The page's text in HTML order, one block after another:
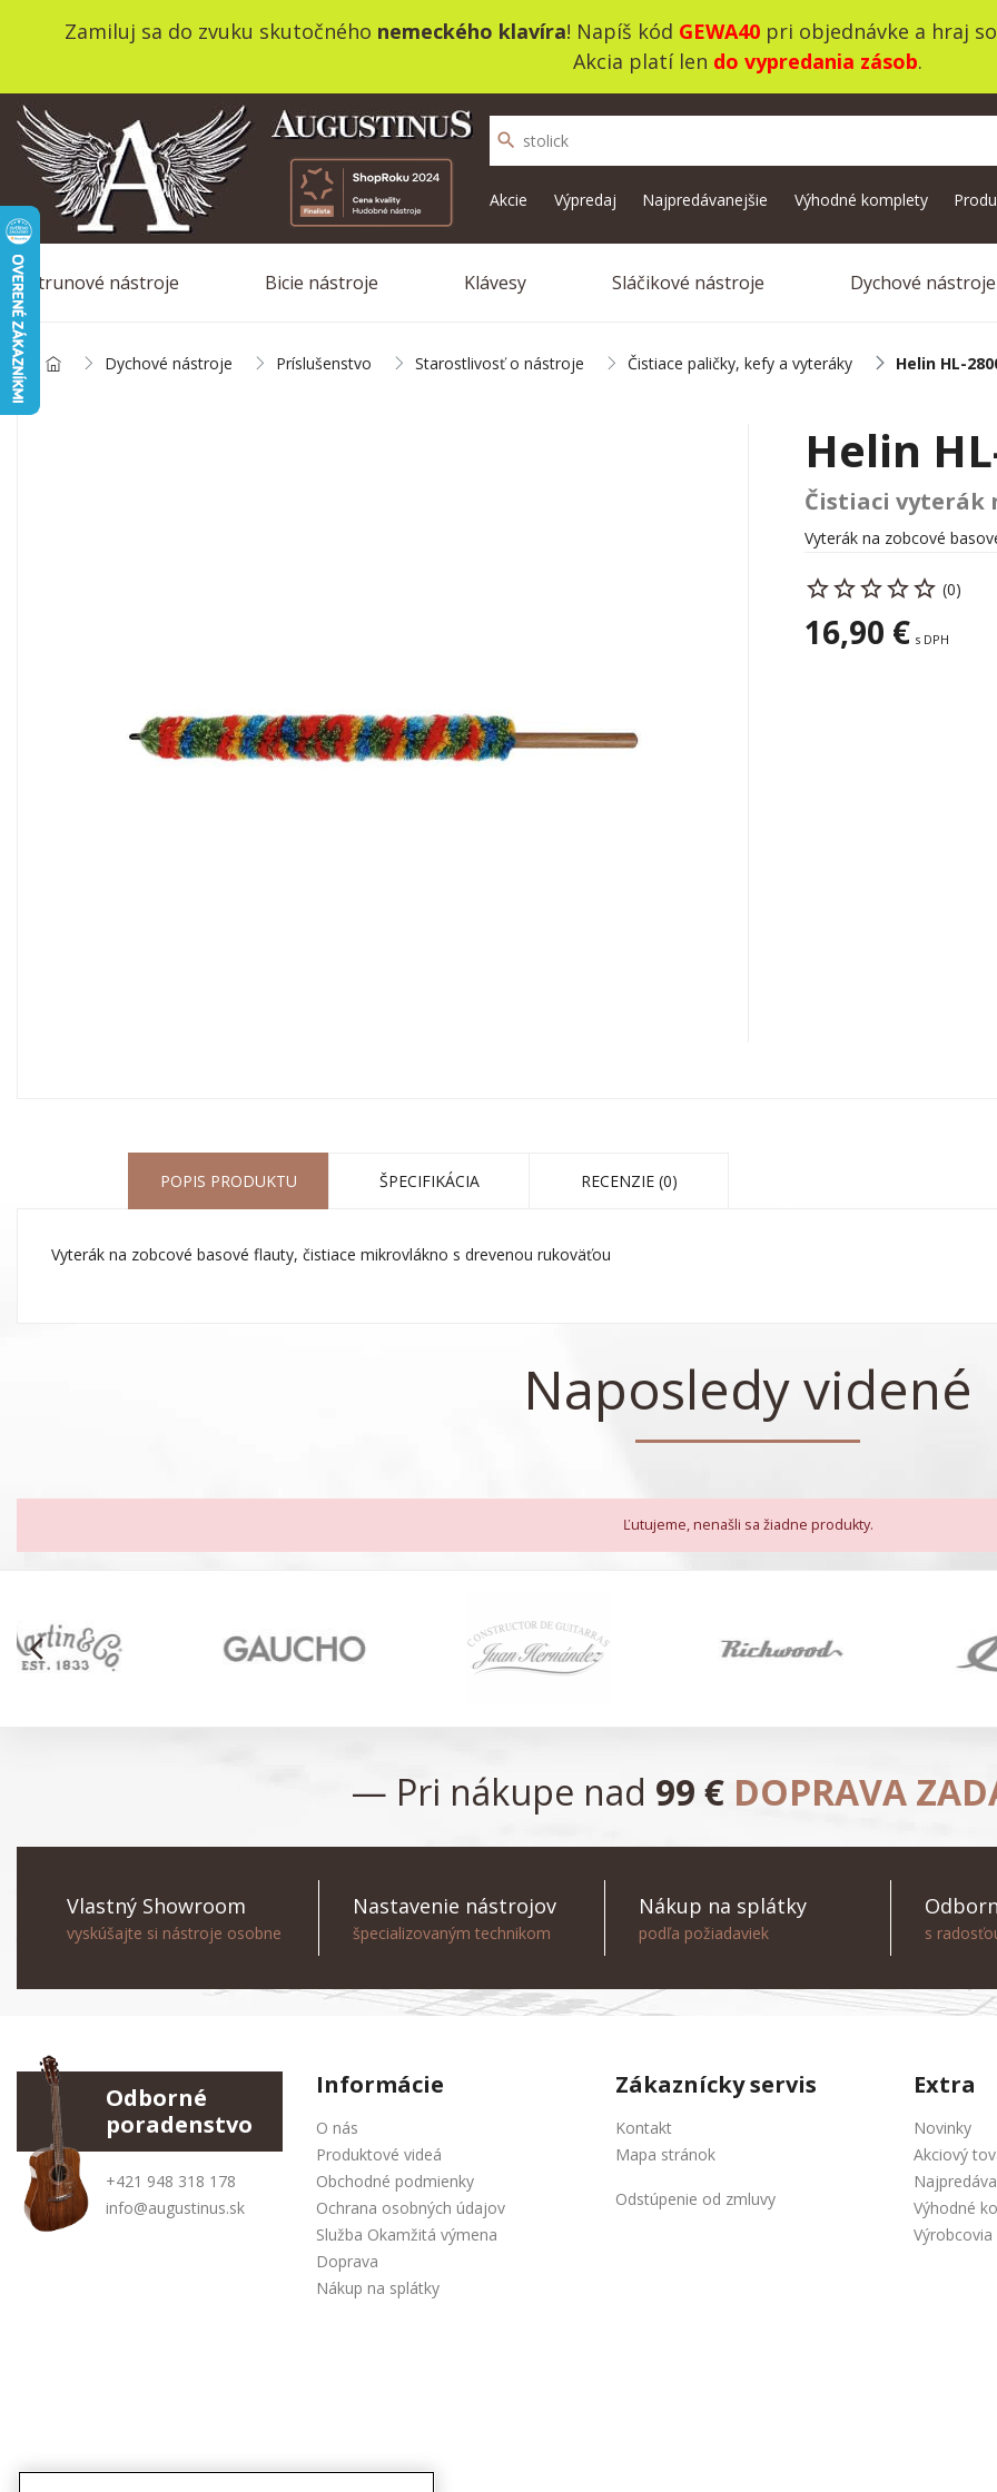
Zamiluj sa do zvuku skutočného nemeckého klavíra! Napíš kód GEWA40pri objednávke a hraj so
Akcia platí len do vypredania zásob.
search
Akcie Výpredaj Najpredávanejšie Výhodné komplety
Strunové nástroje Bicie nástroje Klávesy Sláčikové nástroje Dychové nástroje
Dychové nástroje Príslušenstvo Starostlivosť o nástroje Čistiace paličky, kefy a vyteráky Helin HL-
Helin
Čistiaci vyterák
Vyterák na zobcové
(0)
16,90 € s DPH
POPIS PRODUKTU ŠPECIFIKÁCIA RECENZIE (0)
Vyterák na zobcové basové flauty, čistiace mikrovlákno s drevenou rukoväťou
Naposledy videné
Ľutujeme, nenašli sa žiadne produkty.
arrow_back_ios
— Pri nákupe nad 99 € DOPRAVA
Vlastný Showroom
vyskúšajte si nástroje osobne
Nastavenie nástrojov
špecializovaným technikom
Nákup na splátky
podľa požiadaviek s
Odborné
poradenstvo
+421 948 318 178
info@augustinus.sk
Informácie
O nás
Produktové videá
Obchodné podmienky
Ochrana osobných údajov
Služba Okamžitá výmena
Doprava
Nákup na splátky
Zákaznícky servis
Kontakt
Mapa stránok
Odstúpenie od zmluvy
Extra
Novinky
Akciový
Výhodné
Výrobcovia